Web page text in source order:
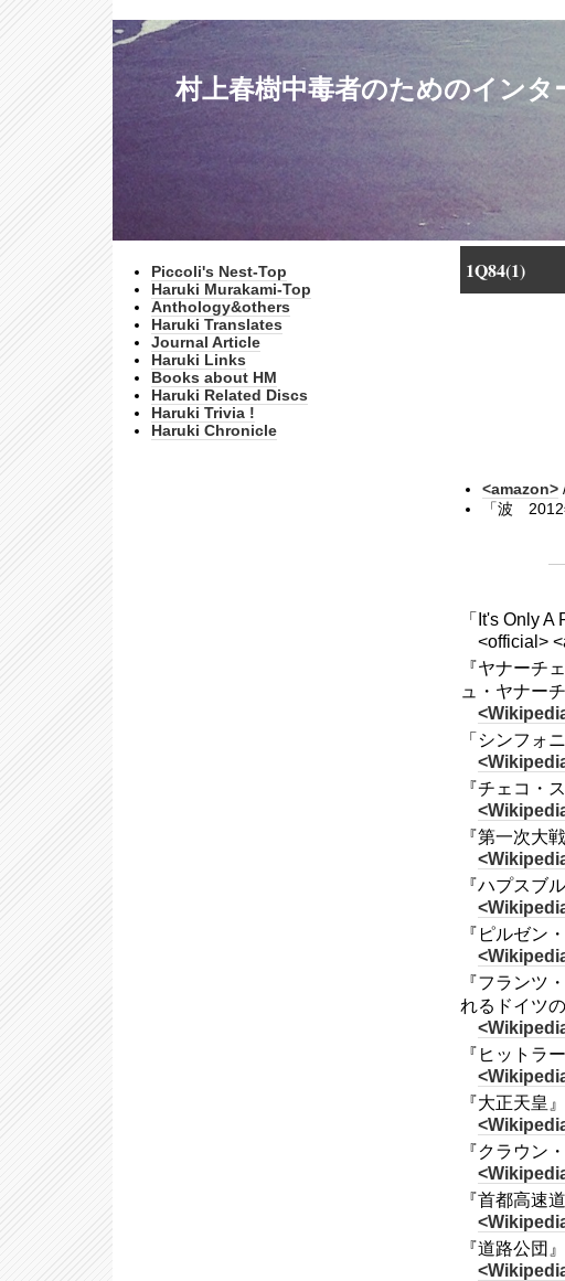
村上春樹中毒者のためのイン
Piccoli's Nest-Top
Haruki Murakami-Top
Anthology&others
Haruki Translates
Journal Article
Haruki Links
Books about HM
Haruki Related Discs
Haruki Trivia !
Haruki Chronicle
1Q84(1)
<amazon>
「波
「It's Only
<official>
『ヤナーチ
ュ・ヤナー
「シンフォ
『チェコ・
『第一次大
『ハプスブ
『ピルゼン
『フランツ
れるドイツ
『ヒットラ
『大正天皇
『クラウン
『首都高速
『道路公団